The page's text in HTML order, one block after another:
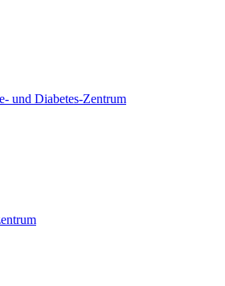
und Diabetes-Zentrum